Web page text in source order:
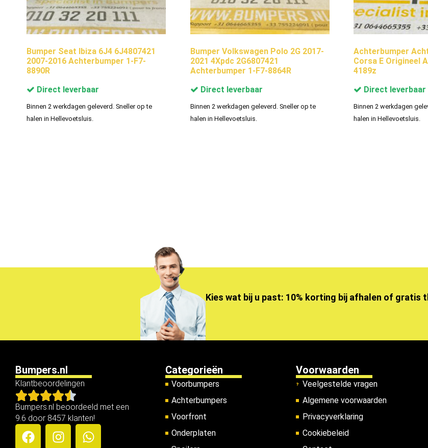
Bumper Seat Ibiza 6J4 6J4807421
2007-2016 Achterbumper 1-F7-
8890R
Direct leverbaar
Binnen 2 werkdagen geleverd. Sneller op te
halen in Hellevoetsluis.
Bumper Volkswagen Polo 2G 2017-
2021 4Xpdc 2G6807421
Achterbumper 1-F7-8864R
Direct leverbaar
Binnen 2 werkdagen geleverd. Sneller op te
halen in Hellevoetsluis.
Achterbumper
Corsa E Origineel
4189z
Direct leverbaar
Binnen 2 werkdagen
halen in Hellevoetsluis.
Kies wat bij u past: 10% korting bij afhalen of gratis
Bumpers.nl
Klantbeoordelingen
Bumpers.nl beoordeeld met een
9.6 door 8457 klanten!
Categorieën
Voorbumpers
Achterbumpers
Voorfront
Onderplaten
Voorwaarden
Veelgestelde vragen
Algemene voorwaarden
Privacyverklaring
Cookiebeleid